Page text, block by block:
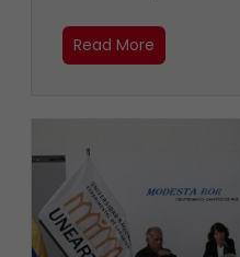
Read More